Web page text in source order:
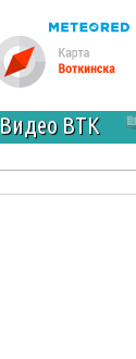
Видео ВТК